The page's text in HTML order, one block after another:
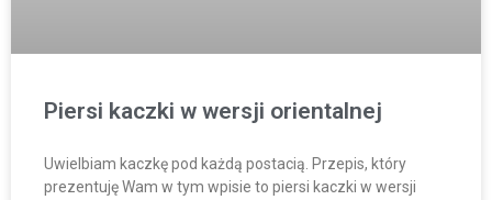
Piersi kaczki w wersji orientalnej
Uwielbiam kaczkę pod każdą postacią. Przepis, który
prezentuję Wam w tym wpisie to piersi kaczki w wersji